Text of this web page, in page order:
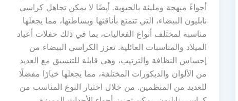
أجواءً مبهجة ومليئة بالحيوية. أيضًا لا يمكن تجاهل كراسي
نابليون البيضاء، التي تتمتع بأناقتها وبساطتها، مما يجعلها
مناسبة لمختلف أنواع الفعاليات، بما في ذلك حفلات أعياد
الميلاد والمناسبات العائلية. تعزز الكراسي البيضاء من
إحساس النظافة والترتيب، وهي قابلة للتنسيق مع العديد
من الألوان والديكورات المختلفة، مما يجعلها خيارًا مفضلًا
للعديد من المنظمين. من خلال اختيار النوع المناسب من